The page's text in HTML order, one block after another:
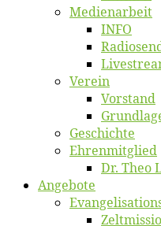
Me­di­en­ar­beit
INFO
Ver­ein
Vor­stand
Ge­schich­te
Eh­ren­mit­glied
Dr. Theo
An­ge­bo­te